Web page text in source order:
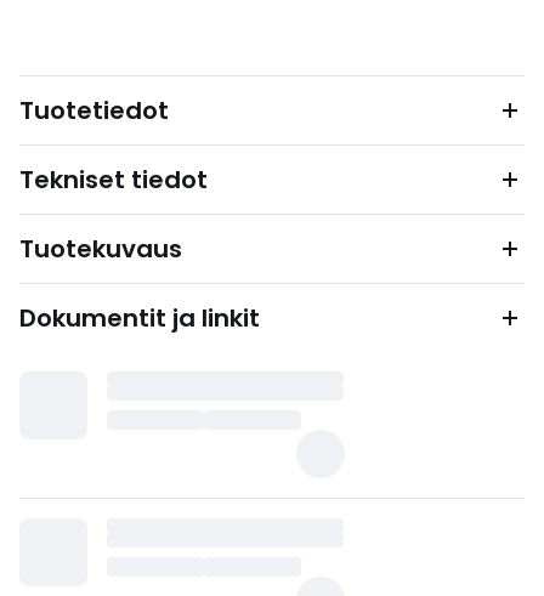
Tuotetiedot
Tekniset tiedot
Tuotekuvaus
Dokumentit ja linkit